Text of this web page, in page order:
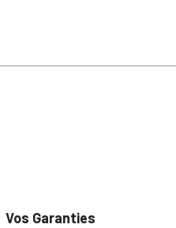
Vos Garanties